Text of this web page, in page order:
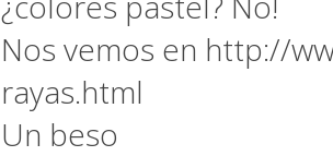
Nos vemos en http://
rayas.html
Un beso